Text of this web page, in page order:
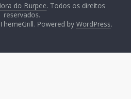
do Burpee. Todos os direitos
reservados.
Powered byWordPress.